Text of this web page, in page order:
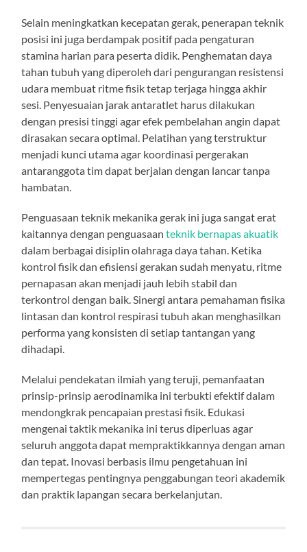
Selain meningkatkan kecepatan gerak, penerapan teknik
posisi ini juga berdampak positif pada pengaturan
stamina harian para peserta didik. Penghematan daya
tahan tubuh yang diperoleh dari pengurangan resistensi
udara membuat ritme fisik tetap terjaga hingga akhir
sesi. Penyesuaian jarak antaratlet harus dilakukan
dengan presisi tinggi agar efek pembelahan angin dapat
dirasakan secara optimal. Pelatihan yang terstruktur
menjadi kunci utama agar koordinasi pergerakan
antaranggota tim dapat berjalan dengan lancar tanpa
hambatan.
Penguasaan teknik mekanika gerak ini juga sangat erat
kaitannya dengan penguasaanteknik bernapas akuatik
dalam berbagai disiplin olahraga daya tahan. Ketika
kontrol fisik dan efisiensi gerakan sudah menyatu, ritme
pernapasan akan menjadi jauh lebih stabil dan
terkontrol dengan baik. Sinergi antara pemahaman fisika
lintasan dan kontrol respirasi tubuh akan menghasilkan
performa yang konsisten di setiap tantangan yang
dihadapi.
Melalui pendekatan ilmiah yang teruji, pemanfaatan
prinsip-prinsip aerodinamika ini terbukti efektif dalam
mendongkrak pencapaian prestasi fisik. Edukasi
mengenai taktik mekanika ini terus diperluas agar
seluruh anggota dapat mempraktikkannya dengan aman
dan tepat. Inovasi berbasis ilmu pengetahuan ini
mempertegas pentingnya penggabungan teori akademik
dan praktik lapangan secara berkelanjutan.